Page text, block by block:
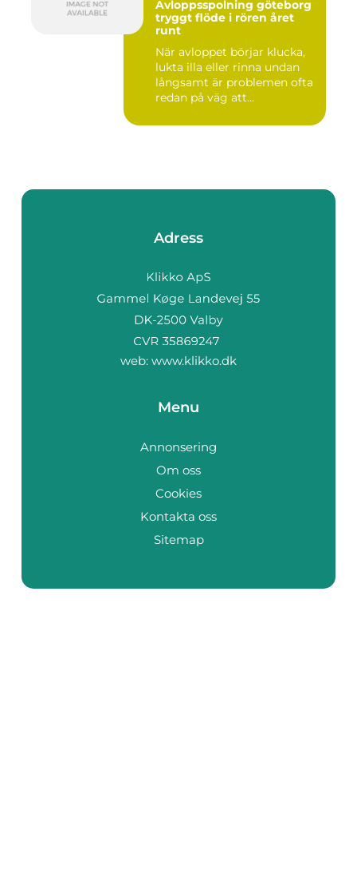
Avloppsspolning göteborg
tryggt flöde i rören året
runt
När avloppet börjar klucka,
lukta illa eller rinna undan
långsamt är problemen ofta
redan på väg att...
Adress
web: www.klikko.dk
Menu
Annonsering
Om oss
Cookies
Kontakta oss
Sitemap